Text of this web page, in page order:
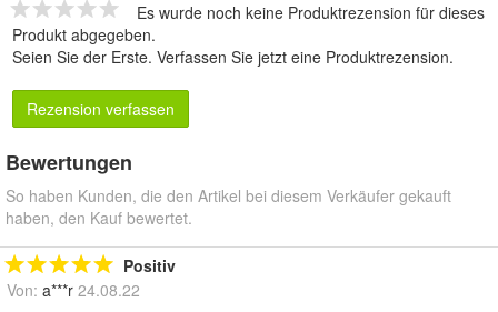
Es wurde noch keine Produktrezension für dieses
Produkt abgegeben.
Seien Sie der Erste. Verfassen Sie jetzt eine Produktrezension.
Rezension verfassen
Bewertungen
So haben Kunden, die den Artikel bei diesem Verkäufer gekauft
haben, den Kauf bewertet.
Positiv
Von: a***r 24.08.22